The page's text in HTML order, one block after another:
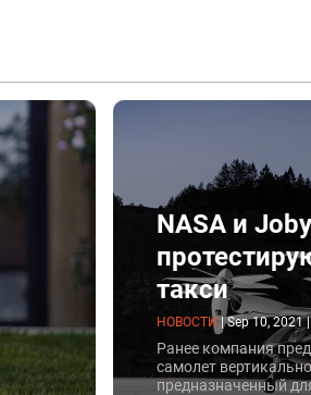
NASA и
такси
НОВОСТИ | Sep 10, 2021 |
Ранее компания
самолет
предназначенный